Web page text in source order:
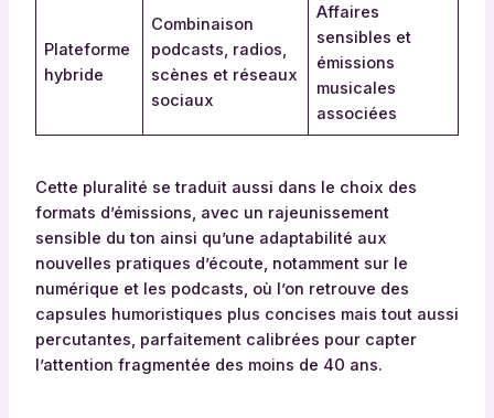
Plateforme
hybride
Combinaison
podcasts, radios,
scènes et réseaux
sociaux
Affaires
sensibles et
émissions
musicales
associées
Cette pluralité se traduit aussi dans le choix des
formats d’émissions, avec un rajeunissement
sensible du ton ainsi qu’une adaptabilité aux
nouvelles pratiques d’écoute, notamment sur le
numérique et les podcasts, où l’on retrouve des
capsules humoristiques plus concises mais tout aussi
percutantes, parfaitement calibrées pour capter
l’attention fragmentée des moins de 40 ans.